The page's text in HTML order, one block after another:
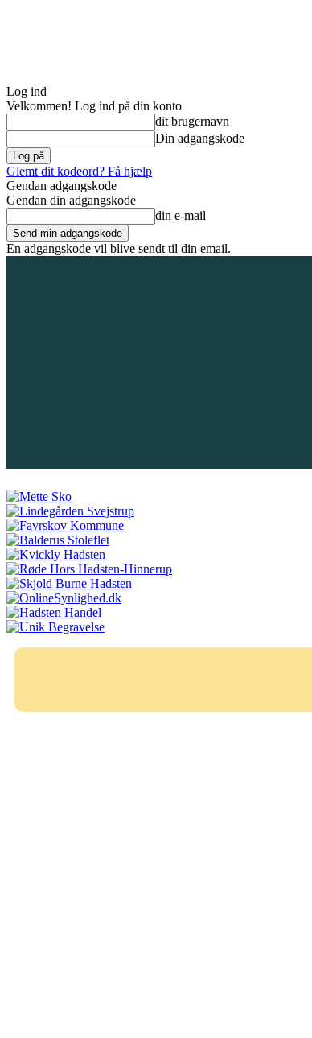
Log ind
Velkommen! Log ind på din konto
dit brugernavn
Din adgangskode
Glemt dit kodeord? Få hjælp
Gendan adgangskode
Gendan din adgangskode
din e-mail
En adgangskode vil blive sendt til din email.